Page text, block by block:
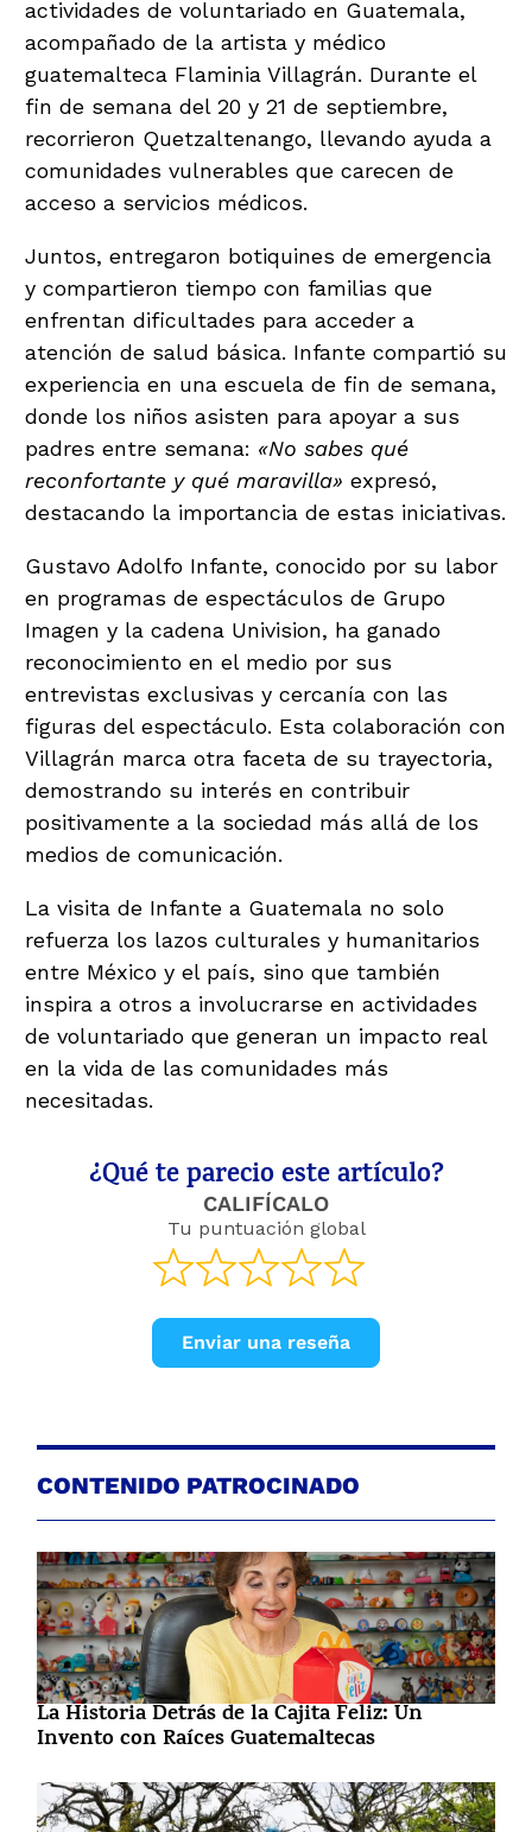
actividades de voluntariado en Guatemala,
acompañado de la artista y médico
guatemalteca Flaminia Villagrán. Durante el
fin de semana del 20 y 21 de septiembre,
recorrieron Quetzaltenango, llevando ayuda a
comunidades vulnerables que carecen de
acceso a servicios médicos.
Juntos, entregaron botiquines de emergencia
y compartieron tiempo con familias que
enfrentan dificultades para acceder a
atención de salud básica. Infante compartió su
experiencia en una escuela de fin de semana,
donde los niños asisten para apoyar a sus
padres entre semana: «No sabes qué
reconfortante y qué maravilla» expresó,
destacando la importancia de estas iniciativas.
Gustavo Adolfo Infante, conocido por su labor
en programas de espectáculos de Grupo
Imagen y la cadena Univision, ha ganado
reconocimiento en el medio por sus
entrevistas exclusivas y cercanía con las
figuras del espectáculo. Esta colaboración con
Villagrán marca otra faceta de su trayectoria,
demostrando su interés en contribuir
positivamente a la sociedad más allá de los
medios de comunicación.
La visita de Infante a Guatemala no solo
refuerza los lazos culturales y humanitarios
entre México y el país, sino que también
inspira a otros a involucrarse en actividades
de voluntariado que generan un impacto real
en la vida de las comunidades más
necesitadas.
¿Qué te parecio este artículo?
CALIFÍCALO
Tu puntuación global
Enviar una reseña
CONTENIDO PATROCINADO
La Historia Detrás de la Cajita Feliz: Un
Invento con Raíces Guatemaltecas